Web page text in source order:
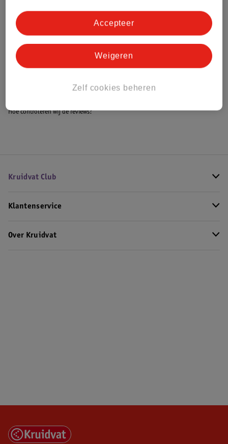
Bestel & Bezorginformatie
Bekijk ook
Alle Driewielers
Hoe controleren wij de reviews?
Kruidvat Club
Klantenservice
Over Kruidvat
Zelf cookies beheren
Weigeren
Accepteer